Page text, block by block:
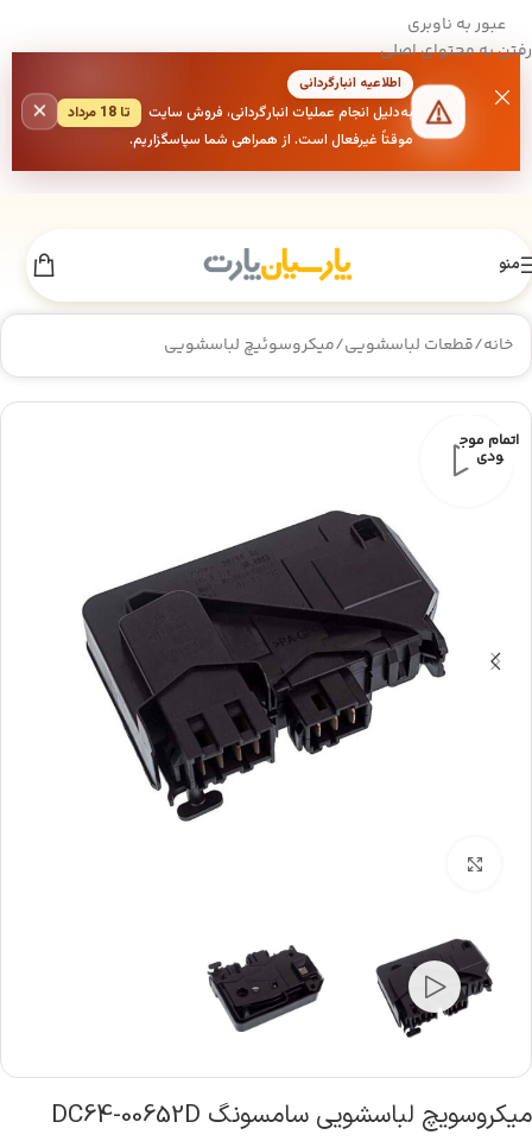
عبور به ناوبری
رفتن به محتوای اصلی
اطلاعیه انبارگردانی
به‌دلیل انجام عملیات انبارگردانی، فروش سایت
تا 18 مرداد
موقتاً غیرفعال است. از همراهی شما سپاسگزاریم.
×
منو
خانه/قطعات لباسشویی/میکروسوئیچ لباسشویی
اتمام موج
ودی
میکروسویچ لباسشویی سامسونگ DC64-00652D